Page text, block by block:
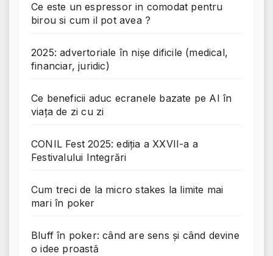
Ce este un espressor in comodat pentru
birou si cum il pot avea ?
2025: advertoriale în nișe dificile (medical,
financiar, juridic)
Ce beneficii aduc ecranele bazate pe AI în
viața de zi cu zi
CONIL Fest 2025: ediția a XXVII-a a
Festivalului Integrări
Cum treci de la micro stakes la limite mai
mari în poker
Bluff în poker: când are sens și când devine
o idee proastă